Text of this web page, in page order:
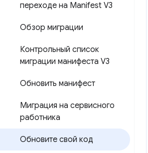
переходе на Manifest V3
Обзор миграции
Контрольный список
миграции манифеста V3
Обновить манифест
Миграция на сервисного
работника
Обновите свой код